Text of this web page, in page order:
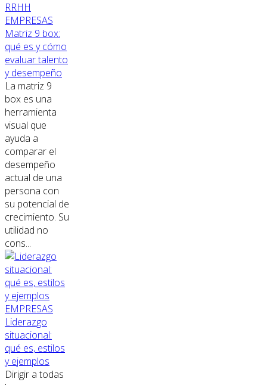
RRHH
EMPRESAS
Matriz 9 box:
qué es y cómo
evaluar talento
y desempeño
La matriz 9
box es una
herramienta
visual que
ayuda a
comparar el
desempeño
actual de una
persona con
su potencial de
crecimiento. Su
utilidad no
cons...
EMPRESAS
Liderazgo
situacional:
qué es, estilos
y ejemplos
Dirigir a todas